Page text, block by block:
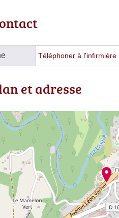
Téléphoner à l'infirmière
et adresse